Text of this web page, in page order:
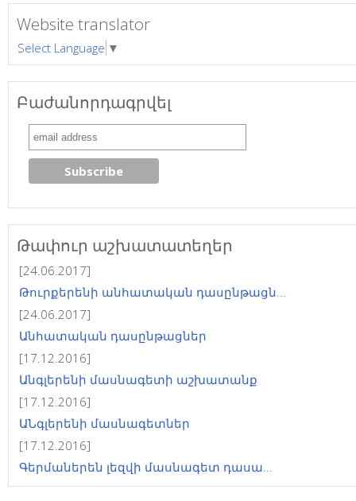
Website translator
Select Language ▼
Բաժանորդագրվել
Թափուր աշխատատեղեր
[24.06.2017]
Թուրքերենի անհատական դասընթացն...
[24.06.2017]
Անհատական դասընթացներ
[17.12.2016]
Անգլերենի մասնագետի աշխատանք
[17.12.2016]
ԱՆգլերենի մասնագետներ
[17.12.2016]
Գերմաներեն լեզվի մասնագետ դասա...